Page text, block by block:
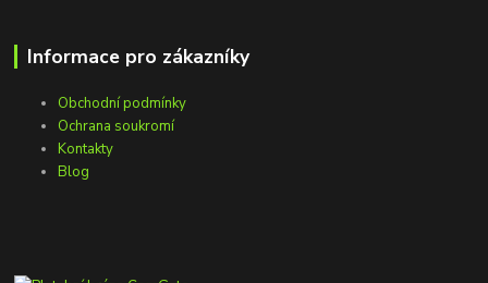
Informace pro zákazníky
Obchodní podmínky
Ochrana soukromí
Kontakty
Blog